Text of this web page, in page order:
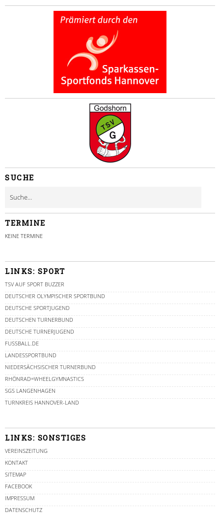
SUCHE
TERMINE
KEINE TERMINE
LINKS: SPORT
TSV AUF SPORT BUZZER
DEUTSCHER OLYMPISCHER SPORTBUND
DEUTSCHE SPORTJUGEND
DEUTSCHEN TURNERBUND
DEUTSCHE TURNERJUGEND
FUSSBALL.DE
LANDESSPORTBUND
NIEDERSÄCHSISCHER TURNERBUND
RHÖNRAD=WHEELGYMNASTICS
SGS LANGENHAGEN
TURNKREIS HANNOVER-LAND
LINKS: SONSTIGES
VEREINSZEITUNG
KONTAKT
SITEMAP
FACEBOOK
IMPRESSUM
DATENSCHUTZ